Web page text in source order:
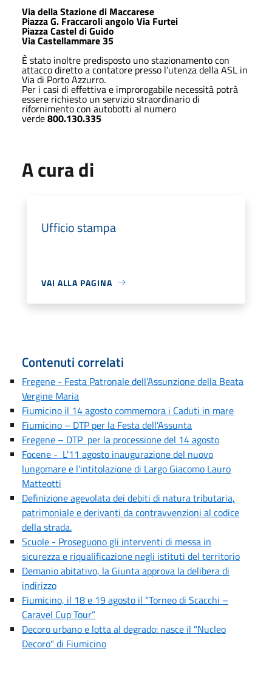
Via della Stazione di Maccarese
Piazza G. Fraccaroli angolo Via Furtei
Piazza Castel di Guido
Via Castellammare 35
È stato inoltre predisposto uno stazionamento con
attacco diretto a contatore presso l’utenza della ASL in
Via di Porto Azzurro.
Per i casi di effettiva e improrogabile necessità potrà
essere richiesto un servizio straordinario di
rifornimento con autobotti al numero
verde800.130.335
A cura di
Ufficio stampa
VAI ALLA PAGINA
Contenuti correlati
Fregene - Festa Patronale dell’Assunzione della Beata
Vergine Maria
Fiumicino il 14 agosto commemora i Caduti in mare
Fiumicino – DTP per la Festa dell’Assunta
Fregene – DTP per la processione del 14 agosto
Focene - L'11 agosto inaugurazione del nuovo
lungomare e l’intitolazione di Largo Giacomo Lauro
Matteotti
Definizione agevolata dei debiti di natura tributaria,
patrimoniale e derivanti da contravvenzioni al codice
della strada.
Scuole - Proseguono gli interventi di messa in
sicurezza e riqualificazione negli istituti del territorio
Demanio abitativo, la Giunta approva la delibera di
indirizzo
Fiumicino, il 18 e 19 agosto il “Torneo di Scacchi –
Caravel Cup Tour”
Decoro urbano e lotta al degrado: nasce il "Nucleo
Decoro" di Fiumicino